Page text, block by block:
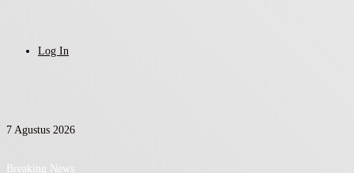
Log In
7 Agustus 2026
Breaking News